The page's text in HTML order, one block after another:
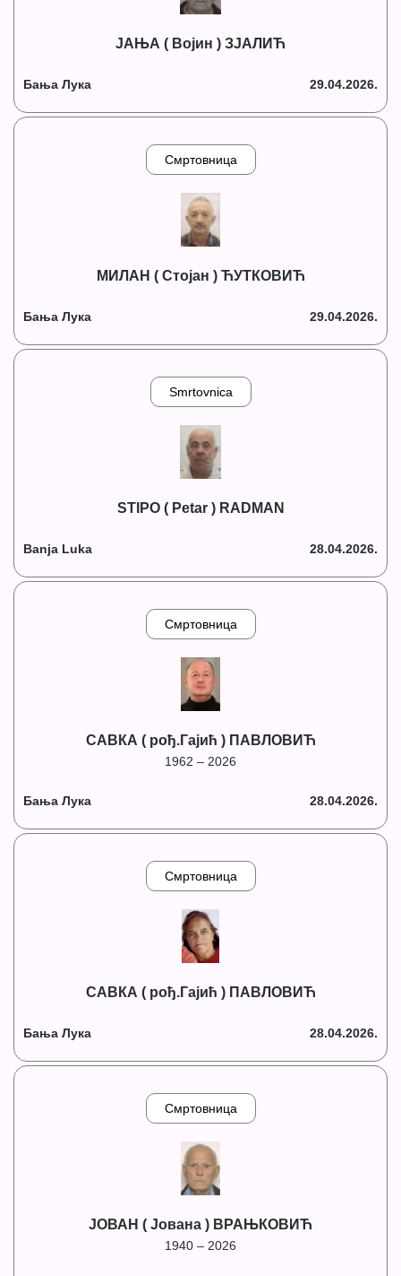
ЈАЊА ( Војин ) ЗЈАЛИЋ
Бања Лука 29.04.2026.
Смртовница
МИЛАН ( Стојан ) ЋУТКОВИЋ
Бања Лука 29.04.2026.
Smrtovnica
STIPO ( Petar ) RADMAN
Banja Luka 28.04.2026.
Смртовница
САВКА ( рођ.Гајић ) ПАВЛОВИЋ
1962 – 2026
Бања Лука 28.04.2026.
Смртовница
САВКА ( рођ.Гајић ) ПАВЛОВИЋ
Бања Лука 28.04.2026.
Смртовница
ЈОВАН ( Јована ) ВРАЊКОВИЋ
1940 – 2026